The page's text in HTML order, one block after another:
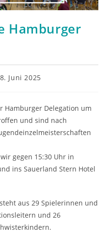
Hamburger
8. Juni 2025
Hamburger Delegation um
und sind nach
gegen 15:30 Uhr in
ins Sauerland Stern Hotel
aus 29 Spielerinnen und
und 26